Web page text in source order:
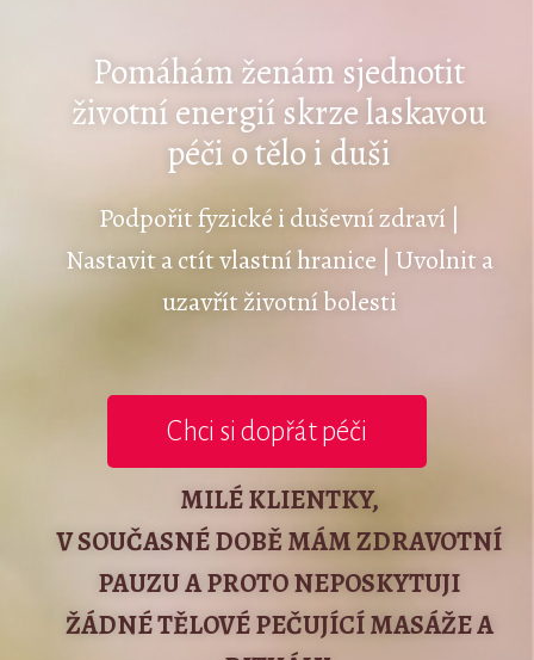
Pomáhám ženám sjednotit
životní energií skrze laskavou
péči o tělo i duši
Podpořit fyzické i duševní zdraví |
Nastavit a ctít vlastní hranice | Uvolnit a
uzavřít životní bolesti
Chci si dopřát péči
MILÉ KLIENTKY,
V SOUČASNÉ DOBĚ MÁM ZDRAVOTNÍ
PAUZU A PROTO NEPOSKYTUJI
ŽÁDNÉ TĚLOVÉ PEČUJÍCÍ MASÁŽE A